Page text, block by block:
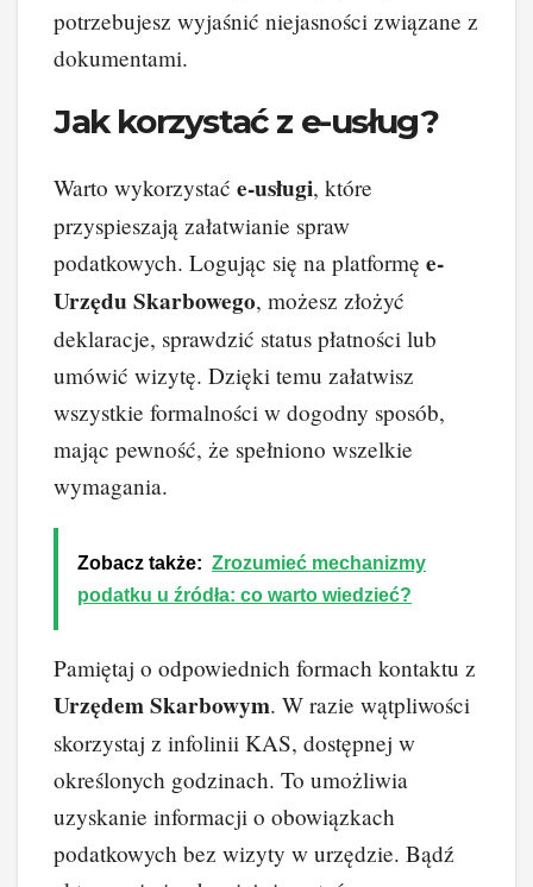
potrzebujesz wyjaśnić niejasności związane z
dokumentami.
Jak korzystać z e-usług?
Warto wykorzystać e-usługi, które
przyspieszają załatwianie spraw
podatkowych. Logując się na platformę e-
Urzędu Skarbowego, możesz złożyć
deklaracje, sprawdzić status płatności lub
umówić wizytę. Dzięki temu załatwisz
wszystkie formalności w dogodny sposób,
mając pewność, że spełniono wszelkie
wymagania.
Zobacz także: Zrozumieć mechanizmy
podatku u źródła: co warto wiedzieć?
Pamiętaj o odpowiednich formach kontaktu z
Urzędem Skarbowym. W razie wątpliwości
skorzystaj z infolinii KAS, dostępnej w
określonych godzinach. To umożliwia
uzyskanie informacji o obowiązkach
podatkowych bez wizyty w urzędzie. Bądź